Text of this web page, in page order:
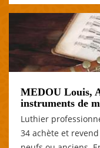
MEDOU Louis,
instruments de
Luthier
34 achète et